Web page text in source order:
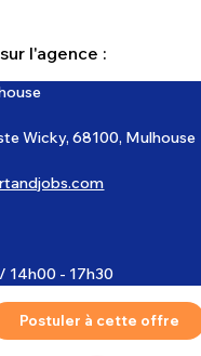
l'agence :
Wicky, 68100, Mulhouse
14h00 - 17h30
Postuler à cette offre